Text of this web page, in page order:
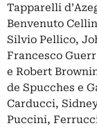
Tapparelli
Benvenuto
Silvio Pellico,
Francesco
e Robert
de Spucches e
Carducci,
Puccini,